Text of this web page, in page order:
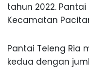
tahun 2022.
Kecamatan
Pantai Teleng Ria
kedua dengan